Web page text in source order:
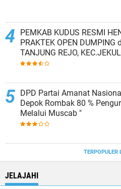
PEMKAB KUDUS RESMI HENTIKAN
PRAKTEK OPEN DUMPING
TANJUNG REJO,
KAB.KUDUS,BERLAKUKAN SISTEM
DPD Partai Amanat
Depok Rombak 80 %
Melalui Muscab "
TERPOPULER
JELAJAHI